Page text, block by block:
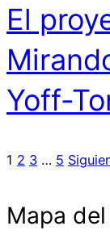
El
Yoff-
1 2 3 … 5
Mapa